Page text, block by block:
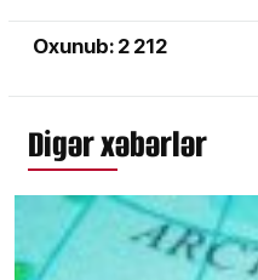
Oxunub: 2 212
Digər xəbərlər